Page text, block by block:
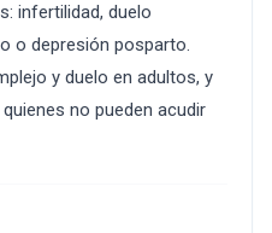
infertilidad, duelo
o depresión posparto.
y duelo en adultos, y
no pueden acudir